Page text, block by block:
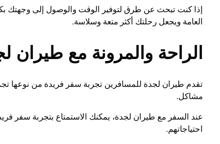
إذا كنت تبحث عن طرق لتوفير الوقت والوصول إلى وجهتك
العامة ويجعل رحلتك أكثر متعة وسلاسة.
الراحة والمرونة مع طيران
تقدم طيران لجدة للمسافرين تجربة سفر فريدة من نوعها
مشاكل.
عند السفر مع طيران لجدة، يمكنك الاستمتاع بتجربة سفر
احتياجاتهم.